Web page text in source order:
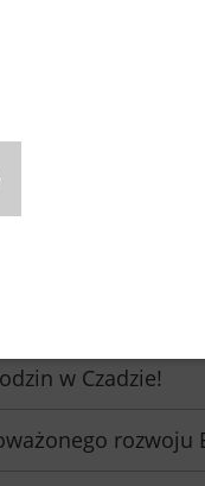
w 2025
dla projektów na
w zakresie
kryteria koncepcji
w Czadzie!
rozwoju